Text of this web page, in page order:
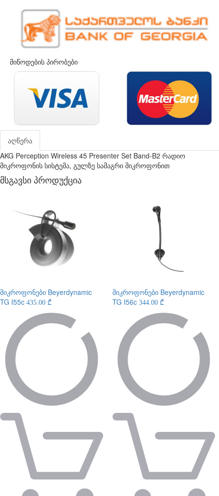
მიწოდების პირობები
აღწერა
AKG Perception Wireless 45 Presenter Set Band-B2 რადიო
მიკროფონის სისტემა, გულზე სამაგრი მიკროფონით
მსგავსი პროდუქცია
მიკროფონები Beyerdynamic
TG I55c 435.00 ₾
მიკროფონები Beyerdynamic
TG I56c 344.00 ₾